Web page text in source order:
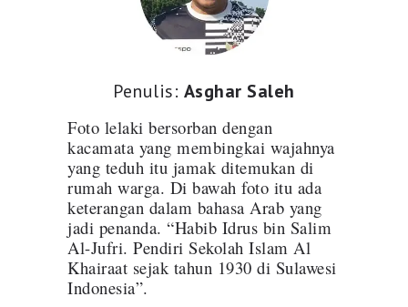
Penulis: Asghar Saleh
Foto lelaki bersorban dengan
kacamata yang membingkai wajahnya
yang teduh itu jamak ditemukan di
rumah warga. Di bawah foto itu ada
keterangan dalam bahasa Arab yang
jadi penanda. “Habib Idrus bin Salim
Al-Jufri. Pendiri Sekolah Islam Al
Khairaat sejak tahun 1930 di Sulawesi
Indonesia”.